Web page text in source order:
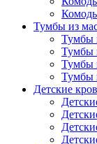
Тумбы из
Тумбы
Тумбы
Тумбы
Тумбы
Детские